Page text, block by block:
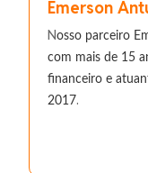
Emerson
Nosso parceiro
com mais de 15
financeiro e
2017.